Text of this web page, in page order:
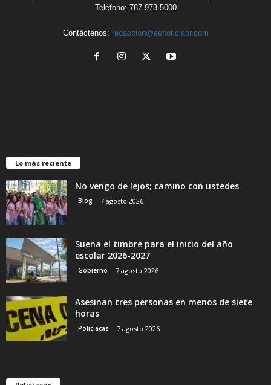
Teléfono: 787-973-5000
Contáctenos: redaccion@esnoticiapr.com
Lo más reciente
No vengo de lejos; camino con ustedes
Blog 7 agosto 2026
Suena el timbre para el inicio del año
escolar 2026-2027
Gobierno 7 agosto 2026
Asesinan tres personas en menos de siete
horas
Policiacas 7 agosto 2026